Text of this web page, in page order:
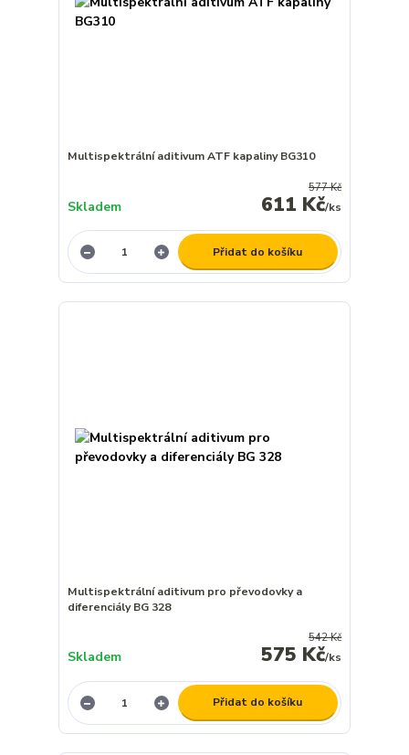
Multispektrální aditivum ATF kapaliny BG310
577 Kč
611 Kč/ks
Skladem
Přidat do košíku
Multispektrální aditivum pro převodovky a
diferenciály BG 328
542 Kč
575 Kč/ks
Skladem
Přidat do košíku